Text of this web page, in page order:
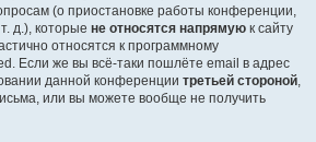
(о приостановке работы конференции,
д.), которые не относятся напрямую к сайту
относятся к программному
Если же вы всё-таки пошлёте email в адрес
данной конференции третьей стороной,
или вы можете вообще не получить